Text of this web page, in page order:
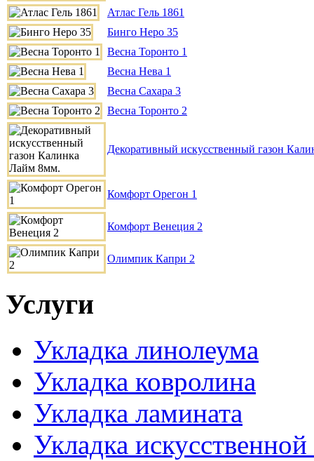
Атлас Гель 1861
Бинго Неро 35
Весна Торонто 1
Весна Нева 1
Весна Сахара 3
Весна Торонто 2
Декоративный искусственный газон
Комфорт Орегон 1
Комфорт Венеция 2
Олимпик Капри 2
Услуги
Укладка линолеума
Укладка ковролина
Укладка ламината
Укладка